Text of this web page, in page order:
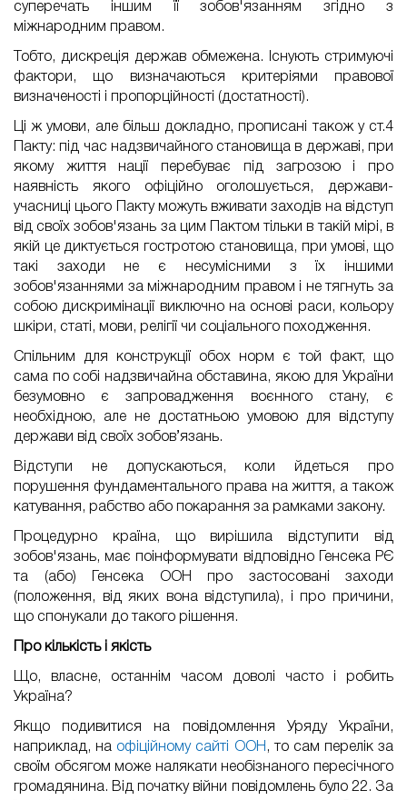
суперечать іншим її зобов'язанням згідно з
міжнародним правом.
Тобто, дискреція держав обмежена. Існують стримуючі
фактори, що визначаються критеріями правової
визначеності і пропорційності (достатності).
Ці ж умови, але більш докладно, прописані також у ст.4
Пакту: під час надзвичайного становища в державі, при
якому життя нації перебуває під загрозою і про
наявність якого офіційно оголошується, держави-
учасниці цього Пакту можуть вживати заходів на відступ
від своїх зобов'язань за цим Пактом тільки в такій мірі, в
якій це диктується гостротою становища, при умові, що
такі заходи не є несумісними з їх іншими
зобов'язаннями за міжнародним правом і не тягнуть за
собою дискримінації виключно на основі раси, кольору
шкіри, статі, мови, релігії чи соціального походження.
Спільним для конструкції обох норм є той факт, що
сама по собі надзвичайна обставина, якою для України
безумовно є запровадження воєнного стану, є
необхідною, але не достатньою умовою для відступу
держави від своїх зобов’язань.
Відступи не допускаються, коли йдеться про
порушення фундаментального права на життя, а також
катування, рабство або покарання за рамками закону.
Процедурно країна, що вирішила відступити від
зобов'язань, має поінформувати відповідно Генсека РЄ
та (або) Генсека ООН про застосовані заходи
(положення, від яких вона відступила), і про причини,
що спонукали до такого рішення.
Про кількість і якість
Що, власне, останнім часом доволі часто і робить
Україна?
Якщо подивитися на повідомлення Уряду України,
наприклад, на офіційному сайті ООН , то сам перелік за
своїм обсягом може налякати необізнаного пересічного
громадянина. Від початку війни повідомлень було 22. За